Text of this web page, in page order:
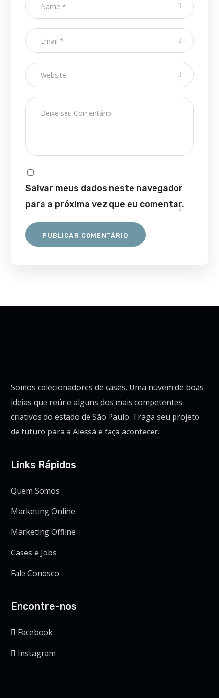
Salvar meus dados neste navegador
para a próxima vez que eu comentar.
Somos colecionadores de cases. Uma nuvem de boas
ideias que reúne alguns dos mais competentes
criativos do estado de São Paulo. Traga seu projeto
de futuro para a Alessá e faça acontecer.
Links Rápidos
Quem Somos
Marketing Online
Marketing Offline
Cases e Jobs
Fale Conosco
Encontre-nos
Facebook
Instagram